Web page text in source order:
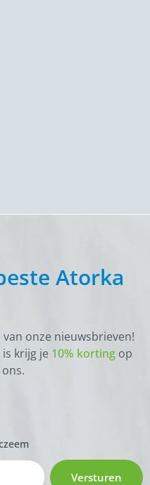
Atorka
onze nieuwsbrieven!
krijg je 10% korting op
Versturen